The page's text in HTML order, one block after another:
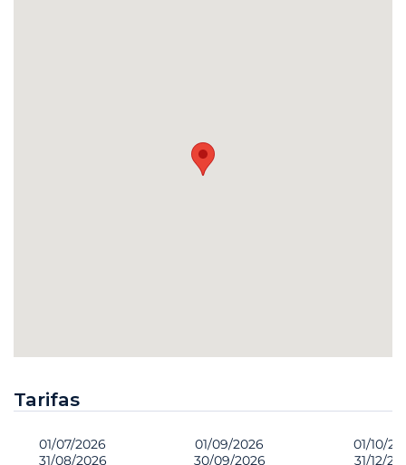
Tarifas
01/07/2026
31/08/2026
01/09/2026
30/09/2026
01/10/
31/12/